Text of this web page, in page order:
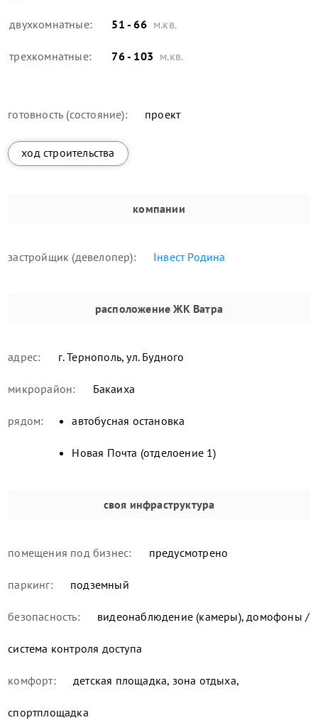
двухкомнатные: 51 - 66 м.кв.
трехкомнатные: 76 - 103 м.кв.
готовность (состояние): проект
ход строительства
компании
застройщик (девелопер): Інвест Родина
расположение ЖК Ватра
адрес: г. Тернополь, ул. Будного
микрорайон: Бакаиха
рядом: автобусная остановка
Новая Почта (отделоение 1)
своя инфраструктура
помещения под бизнес: предусмотрено
паркинг: подземный
безопасность: видеонаблюдение (камеры), домофоны /
система контроля доступа
комфорт: детская площадка, зона отдыха,
спортплощадка